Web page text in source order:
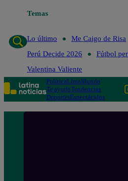
Temas
Lo último
Me Caigo de Risa
Perú Decide 2026
Fútbol
Valentina Valiente
PolíticaLimaMundo
Te ayudoTendencias
DeportesEspectáculos